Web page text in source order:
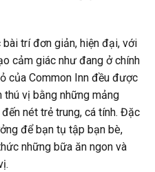
trí đơn giản, hiện đại, với
cảm giác như đang ở chính
của Common Inn đều được
thú vị bằng những mảng
nét trẻ trung, cá tính. Đặc
để bạn tụ tập bạn bè,
những bữa ăn ngon và